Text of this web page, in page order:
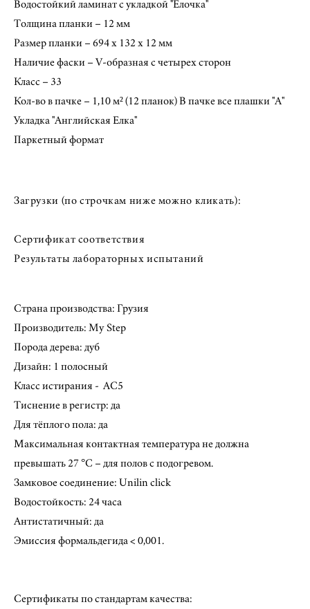
Водостойкий ламинат с укладкой "Елочка"
Толщина планки – 12 мм
Размер планки – 694 x 132 x 12 мм
Наличие фаски – V-образная с четырех сторон
Класс – 33
Кол-во в пачке – 1,10 м² (12 планок) В пачке все плашки "А"
Укладка "Английская Елка"
Паркетный формат
Загрузки (по строчкам ниже можно кликать):
Сертификат соответствия
Результаты лабораторных испытаний
Страна производства: Грузия
Производитель: My Step
Порода дерева: дуб
​Дизайн: 1 полосный
Класс истирания - AC5
Тиснение в регистр: да
Для тёплого пола: да
Максимальная контактная температура не должна
превышать 27 °C – для полов с подогревом.
Замковое соединение: Unilin click
Водостойкость: 24 часа
Антистатичный: да
Эмиссия формальдегида < 0,001.
Сертификаты по стандартам качества: